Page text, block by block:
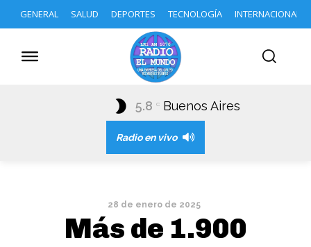
GENERAL SALUD DEPORTES TECNOLOGÍA INTERNACIONAL
5.8 C Buenos Aires
Radio en vivo
28 de enero de 2025
Más de 1.900